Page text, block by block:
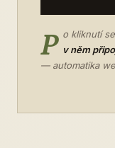
P o kliknutí
v něm
— automatika